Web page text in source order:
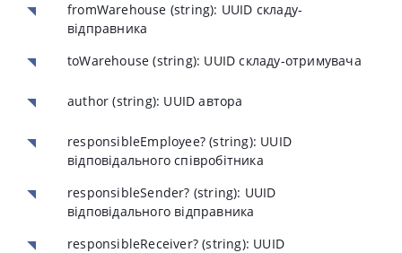
fromWarehouse (string): UUID складу-
відправника
toWarehouse (string): UUID складу-отримувача
author (string): UUID автора
responsibleEmployee? (string): UUID
відповідального співробітника
responsibleSender? (string): UUID
відповідального відправника
responsibleReceiver? (string): UUID